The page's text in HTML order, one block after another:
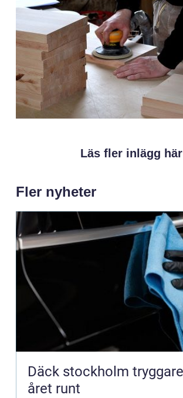
Läs fler inlägg här
Fler nyheter
Däck stockholm tryggare körning
året runt